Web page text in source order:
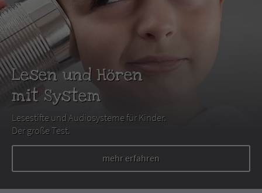
Lesen und Hören
mit System
Lesestifte und Audiosysteme für Kinder.
Der große Test.
mehr erfahren